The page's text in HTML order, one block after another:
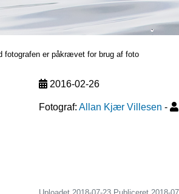
fotografen er påkrævet for brug af foto
2016-02-26
Fotograf: Allan Kjær Villesen -